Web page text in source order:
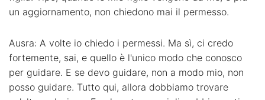
un aggiornamento, non chiedono mai il permesso.
Ausra: A volte io chiedo i permessi. Ma sì, ci credo
fortemente, sai, e quello è l'unico modo che conosco
per guidare. E se devo guidare, non a modo mio, non
posso guidare. Tutto qui, allora dobbiamo trovare